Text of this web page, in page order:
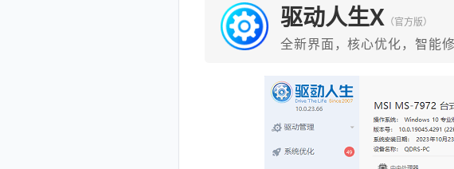
驱动人生X （官方版）
全新界面，核心优化，智能